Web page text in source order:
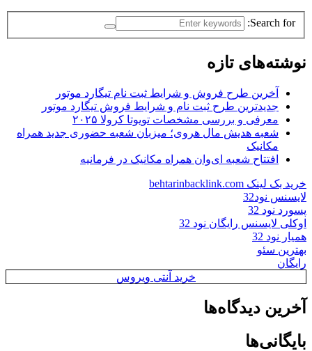
Search for:
نوشته‌های تازه
آخرین طرح فروش و شرایط ثبت نام تیگارد موتور
جدیدترین طرح ثبت نام و شرایط فروش تیگارد موتور
معرفی و بررسی مشخصات تویوتا کرولا ۲۰۲۵
شعبه هدیش مال هروی؛ میزبان شعبه حضوری جدید همراه
مکانیک
افتتاح شعبه ای‌وان همراه مکانیک در فرمانیه
خرید بک لینک behtarinbacklink.com
لایسنس نود32
پسورد نود 32
اوکلی لایسنس رایگان نود 32
همیار نود 32
بهترین سئو
رایگان
خرید آنتی ویروس
آخرین دیدگاه‌ها
بایگانی‌ها